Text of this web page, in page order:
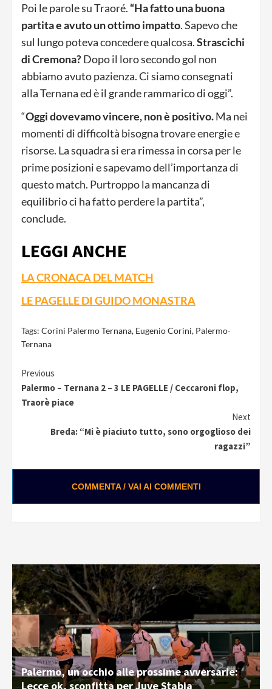
Poi le parole su Traoré. “Ha fatto una buona
partita e avuto un ottimo impatto. Sapevo che
sul lungo poteva concedere qualcosa.Strascichi
di Cremona?Dopo il loro secondo gol non
abbiamo avuto pazienza. Ci siamo consegnati
alla Ternana ed è il grande rammarico di oggi”.
“Oggi dovevamo vincere, non è positivo.Ma nei
momenti di difficoltà bisogna trovare energie e
risorse. La squadra si era rimessa in corsa per le
prime posizioni e sapevamo dell’importanza di
questo match. Purtroppo la mancanza di
equilibrio ci ha fatto perdere la partita”,
conclude.
LEGGI ANCHE
LA CRONACA DEL MATCH
LE PAGELLE DI GUIDO MONASTRA
Tags: Corini Palermo Ternana, Eugenio Corini, Palermo-
Ternana
Continue
Reading
Previous
Palermo – Ternana 2 – 3 LE PAGELLE / Ceccaroni flop,
Traorè piace
Next
Breda: “Mi è piaciuto tutto, sono orgoglioso dei
ragazzi”
COMMENTA / VAI AI COMMENTI
Palermo, un occhio alle prossime avversarie:
Lecce ok, sconfitta per Juve Stabia